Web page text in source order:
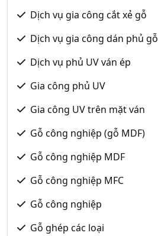
Dịch vụ gia công cắt xẻ gỗ
Dịch vụ gia công dán phủ gỗ
Dịch vụ phủ UV ván ép
Gia công phủ UV
Gia công UV trên mặt ván
Gỗ công nghiệp (gỗ MDF)
Gỗ công nghiệp MDF
Gỗ công nghiệp MFC
Gỗ công nghiệp
Gỗ ghép các loại